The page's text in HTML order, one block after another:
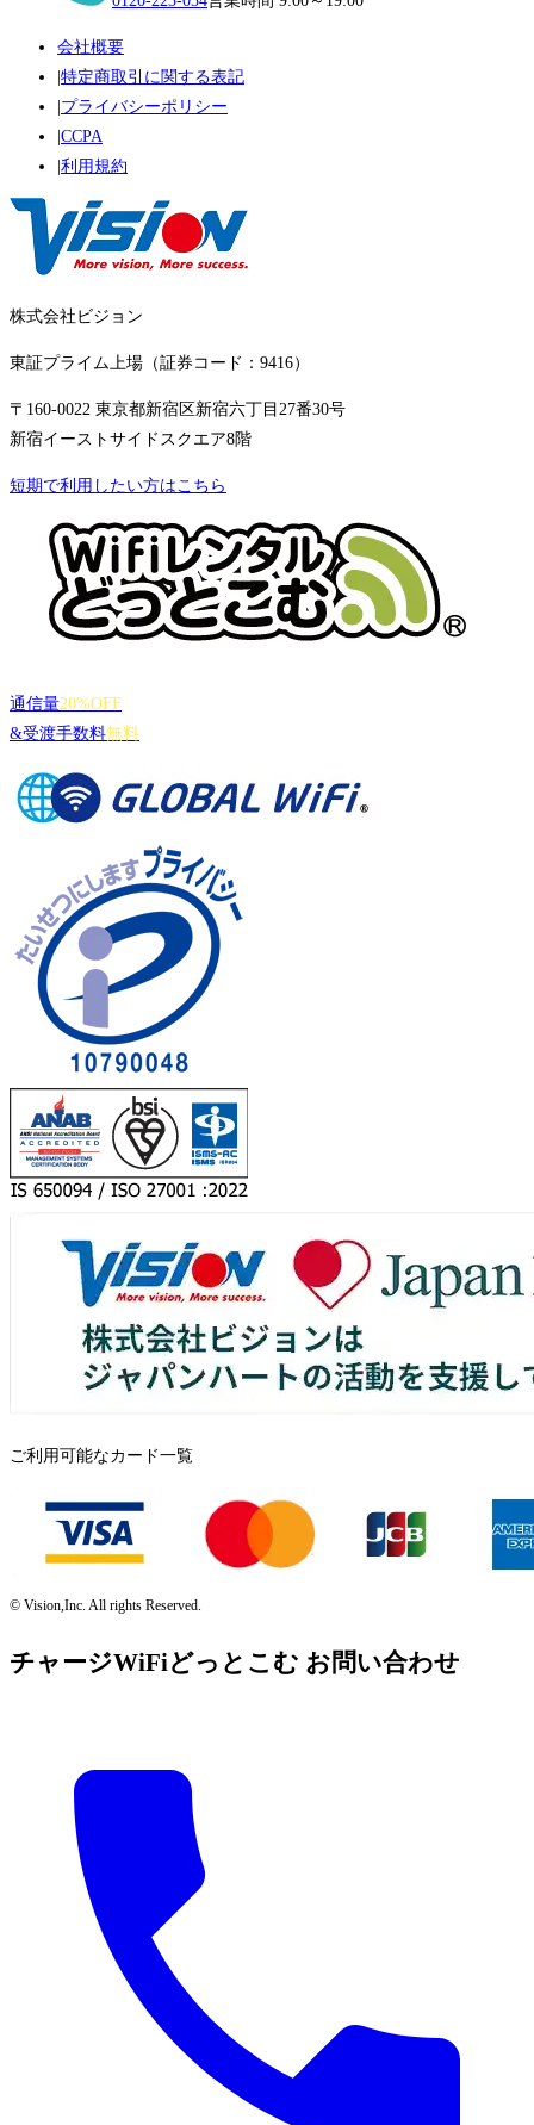
会社概要
特定商取引に関する表記
プライバシーポリシー
CCPA
利用規約
株式会社ビジョン
東証プライム上場 （証券コード： 9416）
〒160-0022 東京都新宿区新宿六丁目27番30号
新宿イーストサイドスクエア8階
短期で利用したい方はこちら
通信量20%OFF
&受渡手数料無料
ご利用可能なカード一覧
© Vision,Inc. All rights Reserved.
チャージWiFiどっとこむ お問い合わせ